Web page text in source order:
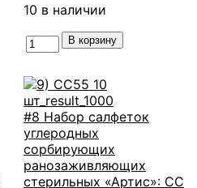
составляла
11
043 ₽.
10 в наличии
Количество
товара
#10
Набор
салфеток
углеродных
сорбирующих
ранозаживляющих
стерильных
В корзину
#8 Набор салфеток
углеродных
сорбирующих
ранозаживляющих
стерильных «Артис»: СС